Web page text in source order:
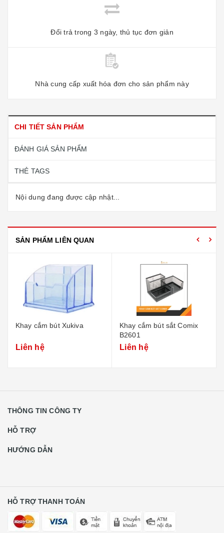
Đổi trả trong 3 ngày, thủ tục đơn giản
Nhà cung cấp xuất hóa đơn cho sản phẩm này
CHI TIẾT SẢN PHẨM
ĐÁNH GIÁ SẢN PHẨM
THẺ TAGS
Nội dung đang được cập nhật...
SẢN PHẨM LIÊN QUAN
Khay cắm bút sắt Comix
Liên hệ
Khay hồ sơ 3 tầng nhựa
Comix
Liên hệ
THÔNG TIN CÔNG TY
HỖ TRỢ
HƯỚNG DẪN
HỖ TRỢ THANH TOÁN